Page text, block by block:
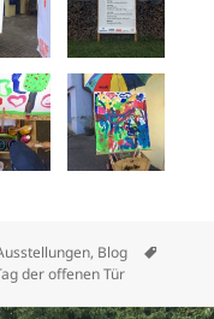
, Blog
der offenen Tür